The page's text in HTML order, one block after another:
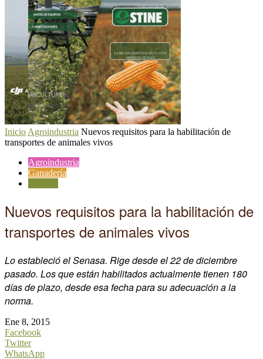
Inicio Agroindustria Nuevos requisitos para la habilitación de
transportes de animales vivos
Agroindustria
Ganadería
Nuevos requisitos para la habilitación de
transportes de animales vivos
Lo estableció el Senasa. Rige desde el 22 de diciembre
pasado. Los que están habilitados actualmente tienen 180
días de plazo, desde esa fecha para su adecuación a la
norma.
Ene 8, 2015
Facebook
Twitter
WhatsApp